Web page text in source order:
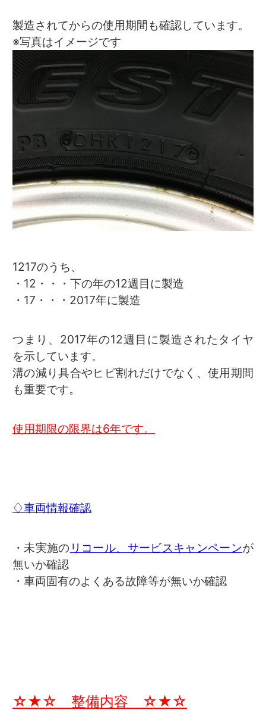
製造されてからの使用期間も確認しています。
※写真はイメージです
1217のうち、
・12・・・下の年の12週目に製造
・17・・・2017年に製造
つまり、2017年の12週目に製造されたタイヤ
を示しています。
溝の減り具合やヒビ割れだけでなく、使用期間
も重要です。
使用期限の限界は6年です。
♢車両情報確認
・未実施の リコール、サービスキャンペーンが
無いか確認
・車両固有のよくある故障等が無いか確認
☆★☆ 整備内容 ☆★☆